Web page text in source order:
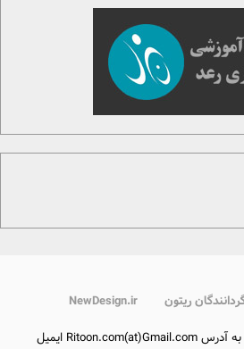
ریتون NewDesign.ir
برای تماس با ما می توانید به آدرس Ritoon.com(at)Gmail.com ایمیل